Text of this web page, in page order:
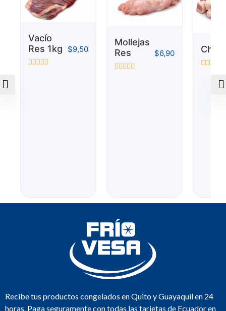
Vacío
Res 1kg
$9,50
Mollejas
Res
$6,90
Recibe tus productos congelados en Quito y Guayaquil en 24
horas. Paga seguramente con todas las tarjetas de Ecuador en